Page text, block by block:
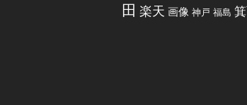
田 楽天 画像 神戸 福島